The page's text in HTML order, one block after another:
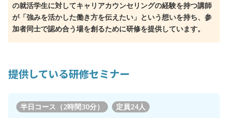
の就活学生に対してキャリアカウンセリングの経験を持つ講師
が「強みを活かした働き方を伝えたい」という想いを持ち、参
加者同士で認め合う場を創るために研修を提供しています。
提供している研修セミナー
半日コース（2時間30分） 定員24人